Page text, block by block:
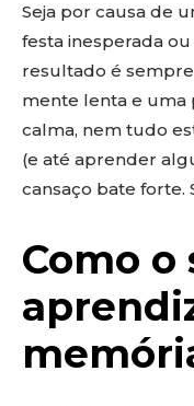
Seja por causa de
festa inesperada
resultado é
mente lenta e uma
calma, nem tudo
(e até aprender
cansaço bate forte.
Como o